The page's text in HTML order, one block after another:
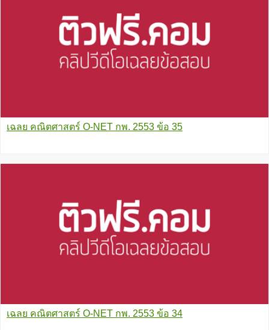
เฉลย คณิตศาสตร์ O-NET กพ. 2553 ข้อ 35
เฉลย คณิตศาสตร์ O-NET กพ. 2553 ข้อ 34